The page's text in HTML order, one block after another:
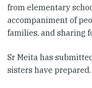
from elementary
accompaniment of
families, and sharing
Sr Meita has
sisters have prepared.